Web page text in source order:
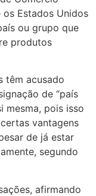
Estados Unidos
ou grupo que
produtos
têm acusado
de “país
mesma, pois isso
vantagens
de já estar
segundo
afirmando